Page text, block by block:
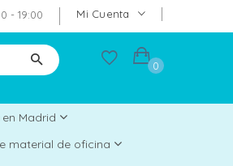
Mi Cuenta
- 19:00
0
Madrid
material de oficina